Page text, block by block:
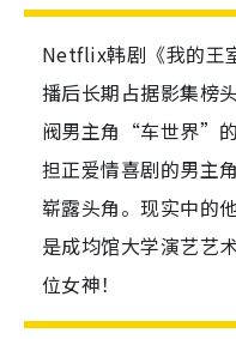
Netflix韩剧《我的王
播后长期占据影集榜
阀男主角“车世界”
担正爱情喜剧的男主
崭露头角。现实中的
是成均馆大学演艺艺
位女神！